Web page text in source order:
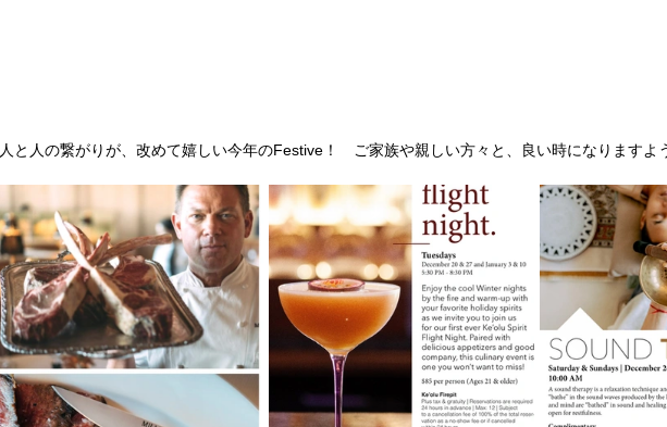
人と人の繋がりが、改めて嬉しい今年のFestive！　ご家族や親しい方々と、良い時になりますよ